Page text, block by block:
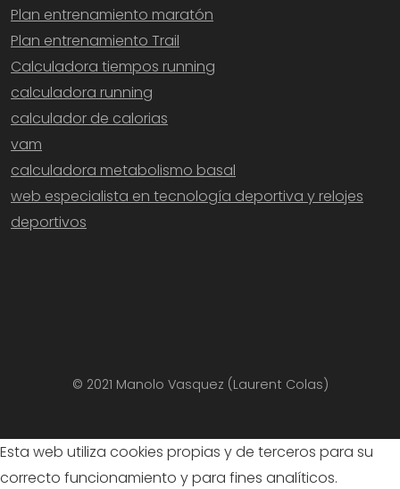
Plan entrenamiento maratón
Plan entrenamiento Trail
Calculadora tiempos running
calculadora running
calculador de calorias
vam
calculadora metabolismo basal
web especialista en tecnología deportiva y relojes
deportivos
© 2021 Manolo Vasquez (Laurent Colas)
Esta web utiliza cookies propias y de terceros para su
correcto funcionamiento y para fines analíticos.